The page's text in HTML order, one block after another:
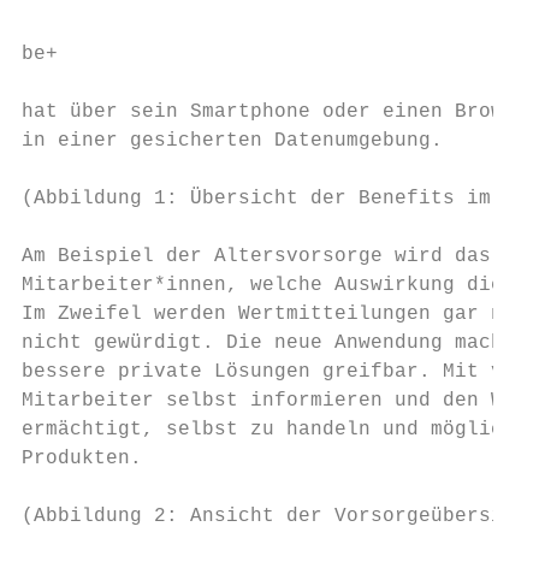
be+
hat über sein Smartphone oder einen
in einer gesicherten Datenumgebung.
(Abbildung 1: Übersicht der Benefits im
Am Beispiel der Altersvorsorge wird das
Mitarbeiter*innen, welche Auswirkung die
Im Zweifel werden Wertmitteilungen gar
nicht gewürdigt. Die neue Anwendung
bessere private Lösungen greifbar. Mit
Mitarbeiter selbst informieren und den
ermächtigt, selbst zu handeln und
Produkten.
(Abbildung 2: Ansicht der Vorsorgeübersicht